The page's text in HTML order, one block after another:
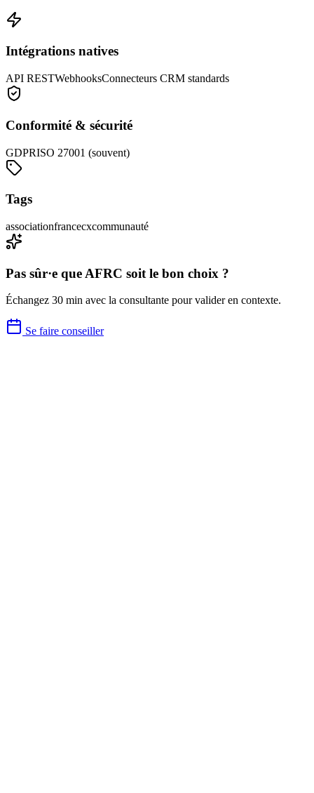
Intégrations natives
API RESTWebhooksConnecteurs CRM standards
Conformité & sécurité
GDPRISO 27001 (souvent)
Tags
associationfrancecxcommunauté
Pas sûr·e que AFRC soit le bon choix ?
Échangez 30 min avec la consultante pour valider en contexte.
Se faire conseiller